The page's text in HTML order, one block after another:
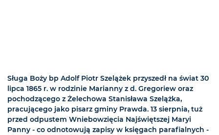
Sługa Boży bp Adolf Piotr Szelążek przyszedł na świat 30
lipca 1865 r. w rodzinie Marianny z d. Gregoriew oraz
pochodzącego z Żelechowa Stanisława Szelążka,
pracującego jako pisarz gminy Prawda. 13 sierpnia, tuż
przed odpustem Wniebowzięcia Najświętszej Maryi
Panny - co odnotowują zapisy w księgach parafialnych -